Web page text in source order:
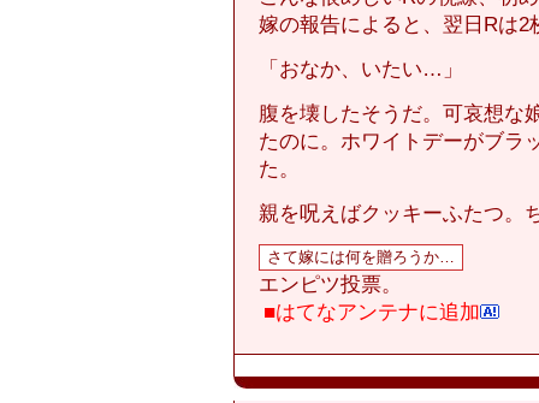
嫁の報告によると、翌日Rは2
「おなか、いたい…」
腹を壊したそうだ。可哀想な
たのに。ホワイトデーがブラ
た。
親を呪えばクッキーふたつ。
エンピツ投票。
■はてなアンテナに追加